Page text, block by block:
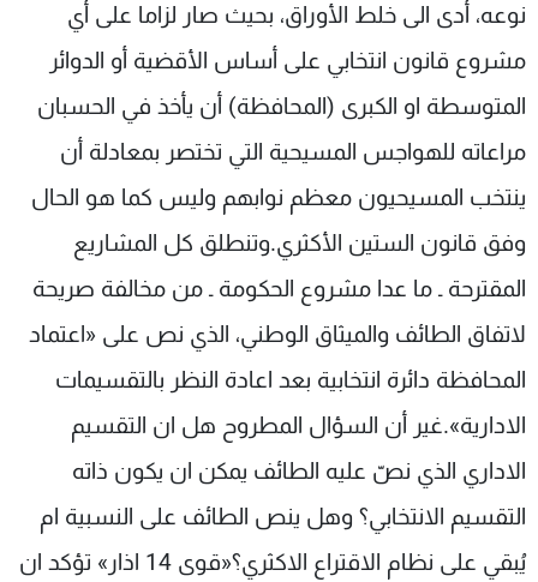
نوعه، أدى الى خلط الأوراق، بحيث صار لزاما على أي
مشروع قانون انتخابي على أساس الأقضية أو الدوائر
المتوسطة او الكبرى (المحافظة) أن يأخذ في الحسبان
مراعاته للهواجس المسيحية التي تختصر بمعادلة أن
ينتخب المسيحيون معظم نوابهم وليس كما هو الحال
وفق قانون الستين الأكثري.وتنطلق كل المشاريع
المقترحة ـ ما عدا مشروع الحكومة ـ من مخالفة صريحة
لاتفاق الطائف والميثاق الوطني، الذي نص على «اعتماد
المحافظة دائرة انتخابية بعد اعادة النظر بالتقسيمات
الادارية».غير أن السؤال المطروح هل ان التقسيم
الاداري الذي نصّ عليه الطائف يمكن ان يكون ذاته
التقسيم الانتخابي؟ وهل ينص الطائف على النسبية ام
يُبقي على نظام الاقتراع الاكثري؟«قوى 14 اذار» تؤكد ان